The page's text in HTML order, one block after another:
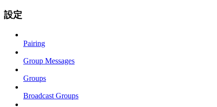
設定
Pairing
Group Messages
Groups
Broadcast Groups